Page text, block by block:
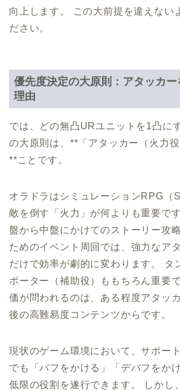
向上します。 この大前提を違えない
ださい。
優先度決定の大原則：アタッカー
理由
では、どの無凸URユニットを1凸に
の大原則は、**「アタッカー（火力役
**ことです。
オラドラはシミュレーションRPG（
敵を倒す「火力」が何よりも重要で
盤から中盤にかけてのストーリー攻
ためのイベント周回では、強力なア
だけで効率が劇的に変わります。 タ
ポーター（補助役）ももちろん重要
価が問われるのは、ある程度アタッ
後の高難易度コンテンツからです。
現状のゲーム環境において、サポー
でも「バフをかける」「デバフをか
低限の役割を遂行できます。 しかし